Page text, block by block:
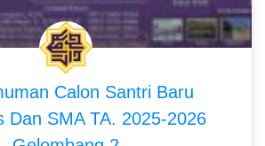
Calon Santri Baru
Dan SMA TA. 2025-2026